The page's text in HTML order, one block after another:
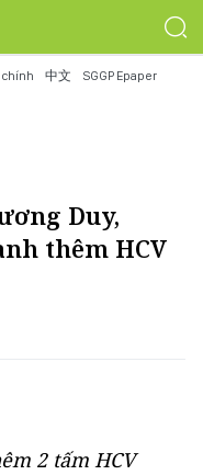
chính 中文 SGGP Epaper
Duy,
thêm HCV
2 tấm HCV